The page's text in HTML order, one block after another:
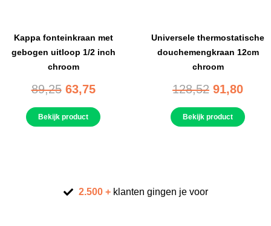
Kappa fonteinkraan met
gebogen uitloop 1/2 inch
chroom
89,25 63,75
Bekijk product
Universele thermostatische
douchemengkraan 12cm
chroom
128,52 91,80
Bekijk product
2.500 +klanten gingen je voor